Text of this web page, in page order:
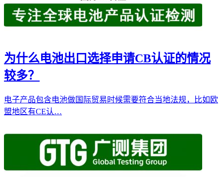
为什么电池出口选择申请CB认证的情况
较多？
电子产品包含电池做国际贸易时候需要符合当地法规，比如欧
盟地区有CE认…